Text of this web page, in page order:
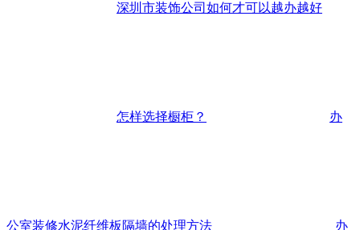
深圳市装饰公司如何才可以越办越好
怎样选择橱柜？ 办
公室装修水泥纤维板隔墙的处理方法 办